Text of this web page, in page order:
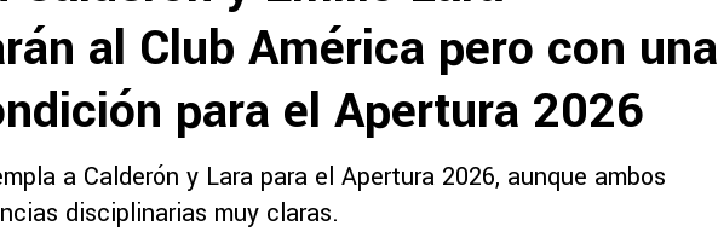
al Club América pero con una
para el Apertura 2026
a Calderón y Lara para el Apertura 2026, aunque ambos
disciplinarias muy claras.